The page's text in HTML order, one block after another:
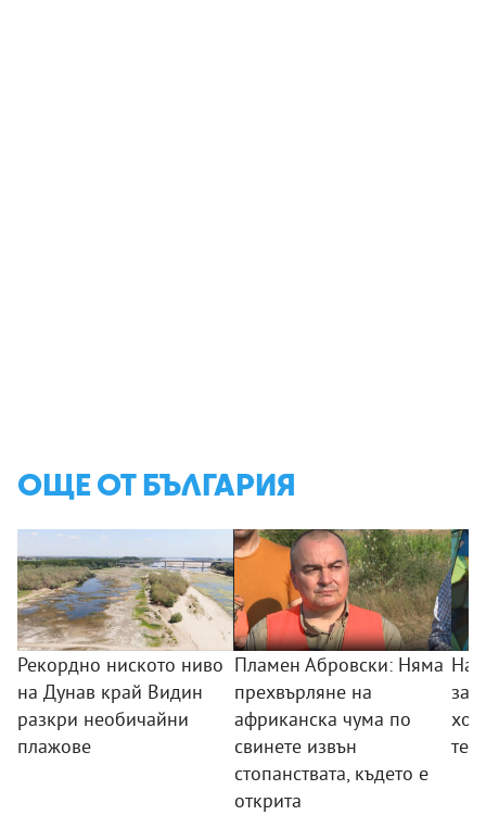
ОЩЕ ОТ БЪЛГАРИЯ
Рекордно ниското ниво
на Дунав край Видин
разкри необичайни
плажове
Пламен Абровски: Няма
прехвърляне на
африканска чума по
свинете извън
стопанствата, където е
открита